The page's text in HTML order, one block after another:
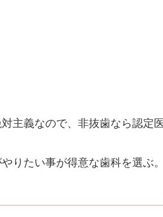
主義なので、非抜歯なら認定医
りたい事が得意な歯科を選ぶ。